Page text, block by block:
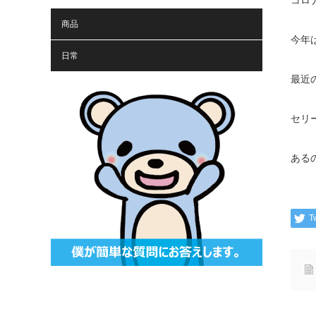
今年
最近
セリ
ある
商品
日常